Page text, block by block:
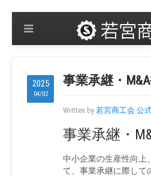
2025
04/02
事業承継・
Written by 若宮商工会 公
事業承継・
中小企業の生産性向上
て、事業承継に際して